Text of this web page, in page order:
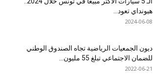
هيونداي تعود...
2024-06-08
ديون الجمعيات الرياضية تجاه الصندوق الوطني
للضمان الاجتماعي تبلغ 55 مليون...
2022-06-21